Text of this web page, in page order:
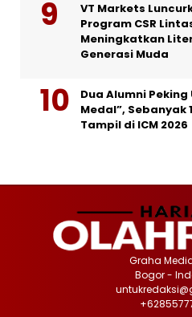
VT Markets
Program CSR
Meningkatkan
Generasi Muda
Dua Alumni
Medal”, Sebanyak
Tampil di ICM 2026
Graha
Bogor -